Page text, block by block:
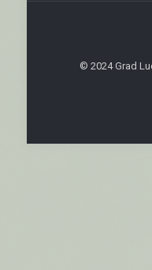
© 2024 Grad